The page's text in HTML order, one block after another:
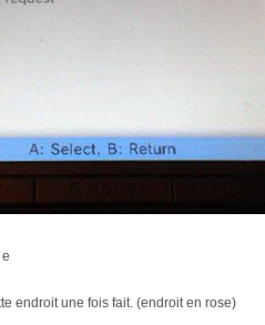
endroit une fois fait. (endroit en rose)